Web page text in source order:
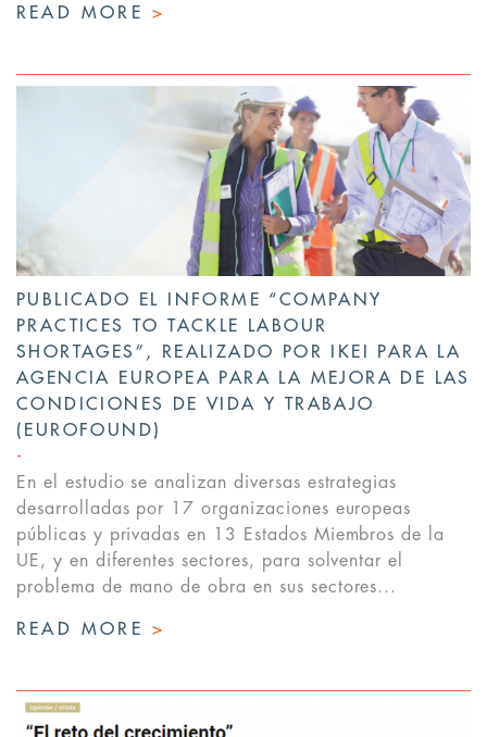
READ MORE >
PUBLICADO EL INFORME “COMPANY
PRACTICES TO TACKLE LABOUR
SHORTAGES”, REALIZADO POR IKEI PARA LA
AGENCIA EUROPEA PARA LA MEJORA DE LAS
CONDICIONES DE VIDA Y TRABAJO
(EUROFOUND)
En el estudio se analizan diversas estrategias
desarrolladas por 17 organizaciones europeas
públicas y privadas en 13 Estados Miembros de la
UE, y en diferentes sectores, para solventar el
problema de mano de obra en sus sectores...
READ MORE >